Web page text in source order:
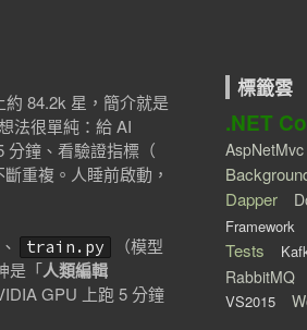
84.2k 星，簡介就是
法很單純：給 AI
鐘、看驗證指標（
重複。人睡前啟動，
train.py
（模型
是「人類編輯
GPU 上跑 5 分鐘
標籤雲
.NET
AspNetMvc
Dapper
Framework
Tests
RabbitMQ
VS2015